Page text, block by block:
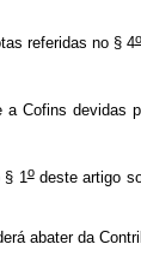
referidas no § 4o
Cofins devidas
§ 1odeste artigo
abater da